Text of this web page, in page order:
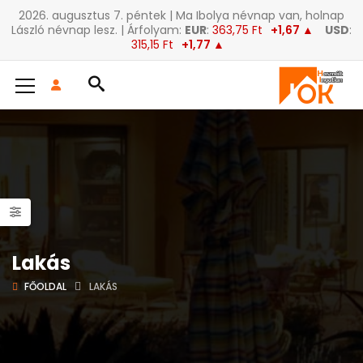
2026. augusztus 7. péntek | Ma Ibolya névnap van, holnap
László névnap lesz. | Árfolyam: EUR: 363,75 Ft +1,67 ▲ USD:
315,15 Ft +1,77 ▲
Lakás
FŐOLDAL LAKÁS